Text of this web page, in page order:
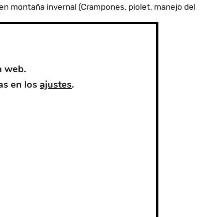
montaña invernal (Crampones, piolet, manejo del
todas tus dudas.
web.
en los ajustes.